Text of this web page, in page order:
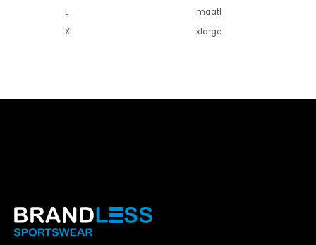
L
maatl
XL
xlarge